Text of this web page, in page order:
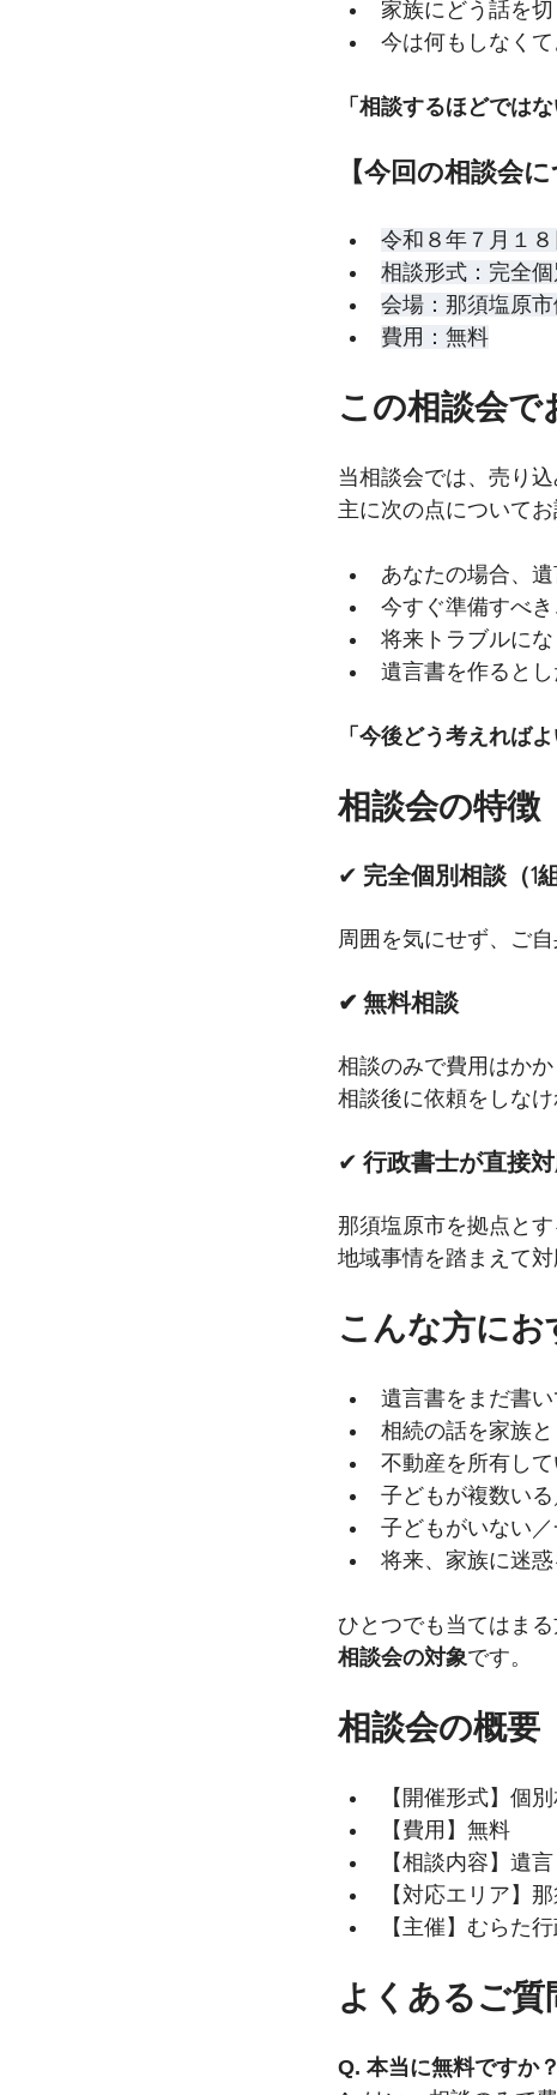
家族にどう話を
今は何もしなく
「相談するほどでは
【今回の相談会に
令和８年７月１
相談形式：完全個
会場：那須塩原
費用：無料
この相談会で
当相談会では、売り込
主に次の点についてお
あなたの場合、
今すぐ準備すべ
将来トラブルに
遺言書を作ると
「今後どう考えれば
相談会の特徴
✔ 完全個別相談（1
周囲を気にせず、ご
✔ 無料相談
相談のみで費用はかか
相談後に依頼をしな
✔ 行政書士が直接
那須塩原市を拠点とす
地域事情を踏まえて対
こんな方に
遺言書をまだ書
相続の話を家族
不動産を所有して
子どもが複数い
子どもがいない
将来、家族に迷
ひとつでも当てはまる
相談会の対象です。
相談会の概要
【開催形式】個
【費用】無料
【相談内容】遺
【対応エリア】
【主催】むらた
よくあるご質
Q. 本当に無料ですか？